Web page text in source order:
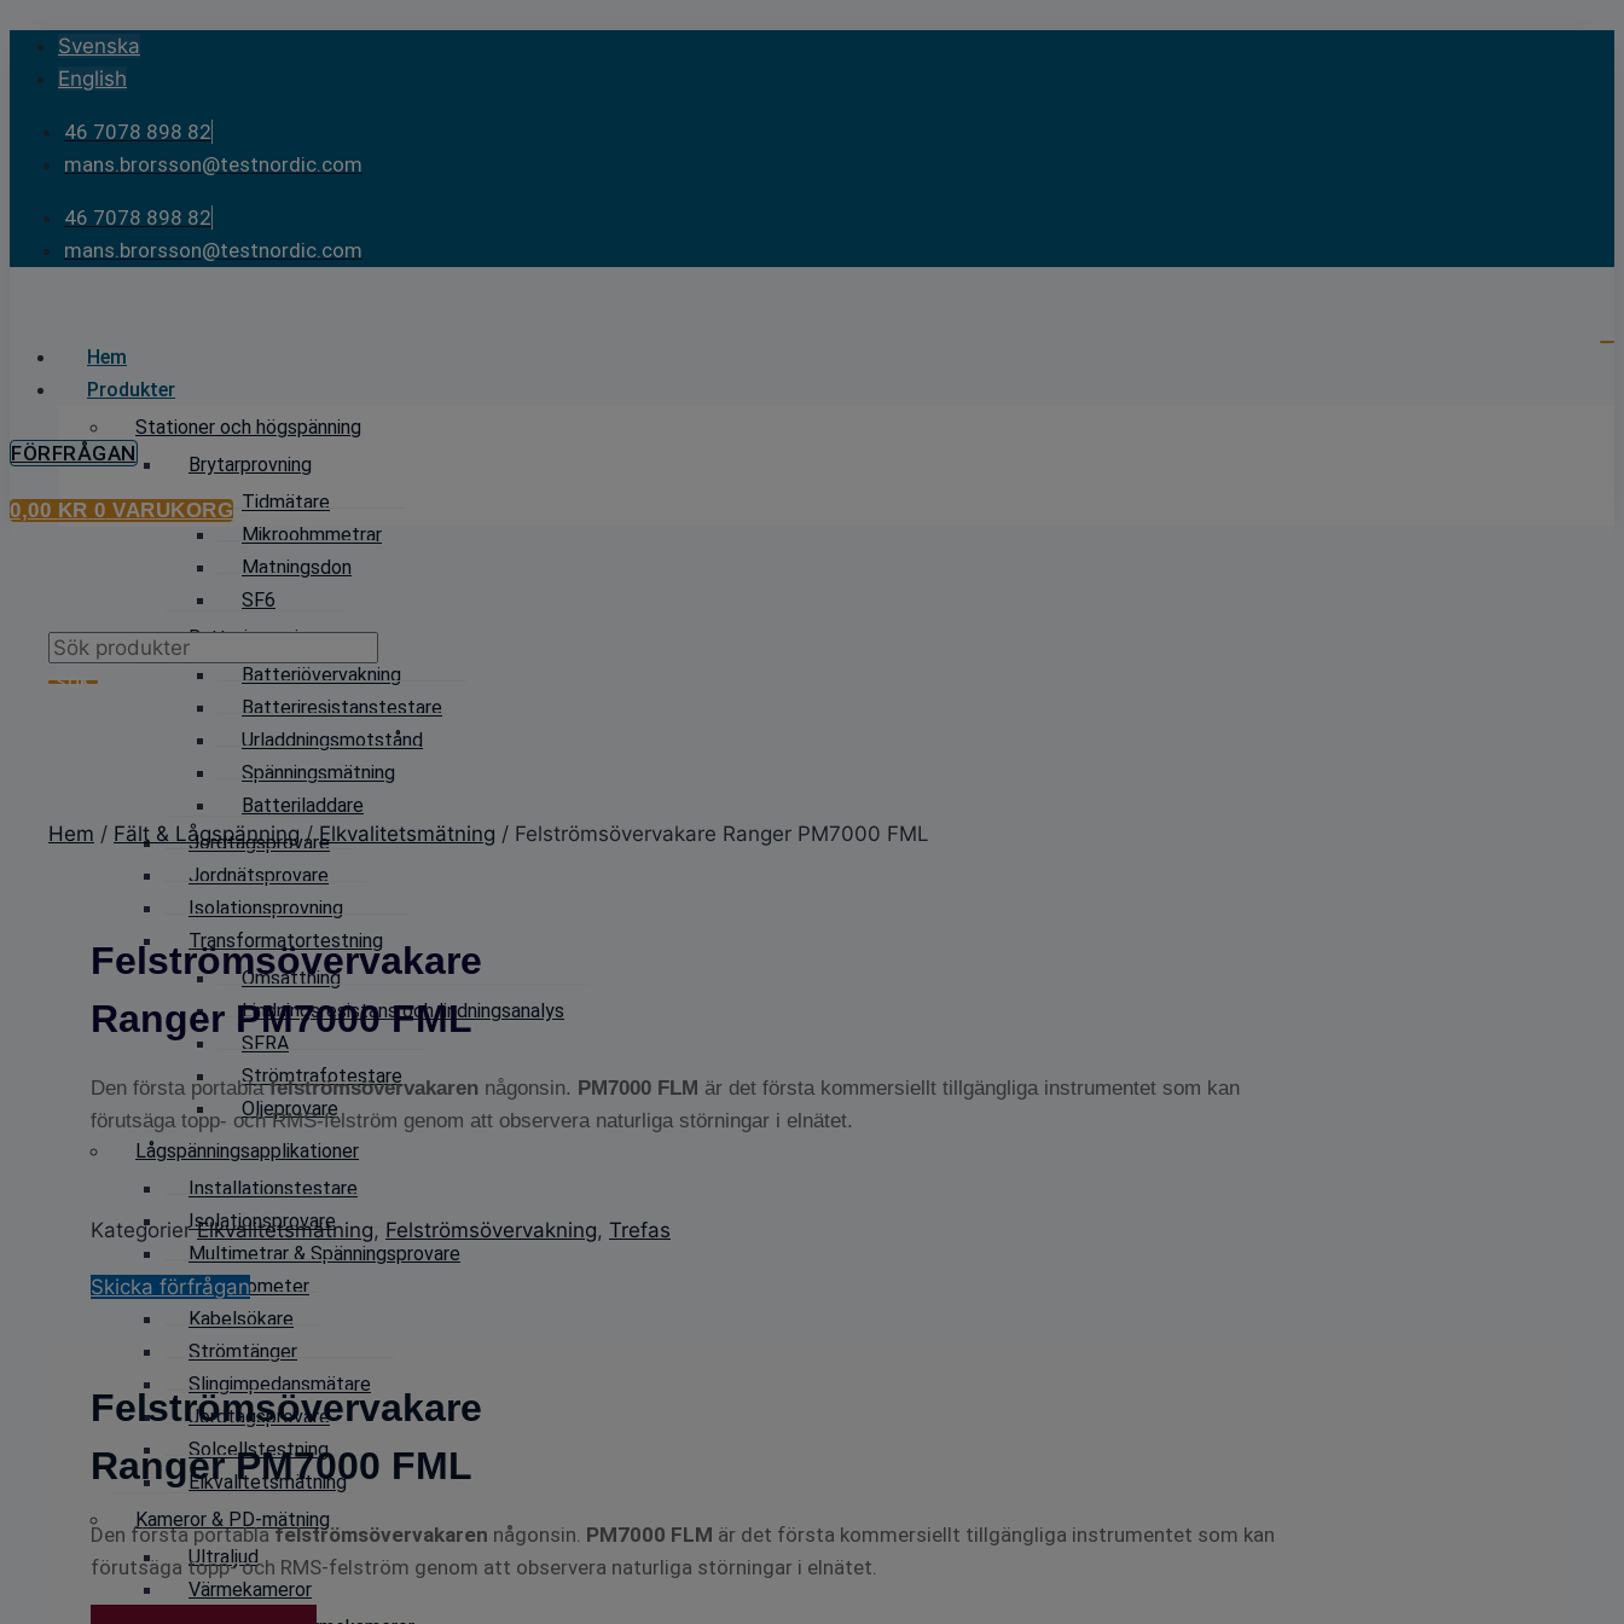
Skip
content
Svenska
English
46 7078 898 82
mans.brorsson@testnordic.com
46 7078 898 82
mans.brorsson@testnordic.com
Hem
Produkter
Stationer och högspänning
Brytarprovning
Tidmätare
Mikroohmmetrar
Matningsdon
SF6
Batteriprovning
Batteriövervakning
Batteriresistanstestare
Urladdningsmotstånd
Spänningsmätning
Batteriladdare
Jordtagsprovare
Jordnätsprovare
Isolationsprovning
Transformatortestning
Omsättning
Lindningsresistans och lindningsanalys
SFRA
Strömtrafotestare
Oljeprovare
Lågspänningsapplikationer
Installationstestare
Isolationsprovare
Multimetrar & Spänningsprovare
Pulsekometer
Kabelsökare
Strömtänger
Slingimpedansmätare
Jordtagsprovare
Solcellstestning
Elkvalitetsmätning
Kameror & PD-mätning
Ultraljud
Värmekameror
FÖRFRÅGAN
0,00 KR 0 VARUKORG
Products
search
SÖK
Hem / Fält & Lågspänning/Elkvalitetsmätning / Felströmsövervakare Ranger PM7000 FML
Felströmsövervakare
Ranger PM7000 FML
Den första portablafelströmsövervakaren någonsin. PM7000 FLM är det första kommersiellt tillgängliga instrumentet som kan
förutsäga topp- och RMS-felström genom att observera naturliga störningar i elnätet.
Kategorier Elkvalitetsmätning, Felströmsövervakning, Trefas
Skicka förfrågan
Felströmsövervakare
Ranger PM7000 FML
Den första portablafelströmsövervakaren någonsin. PM7000 FLM är det första kommersiellt tillgängliga instrumentet som kan
förutsäga topp- och RMS-felström genom att observera naturliga störningar i elnätet.